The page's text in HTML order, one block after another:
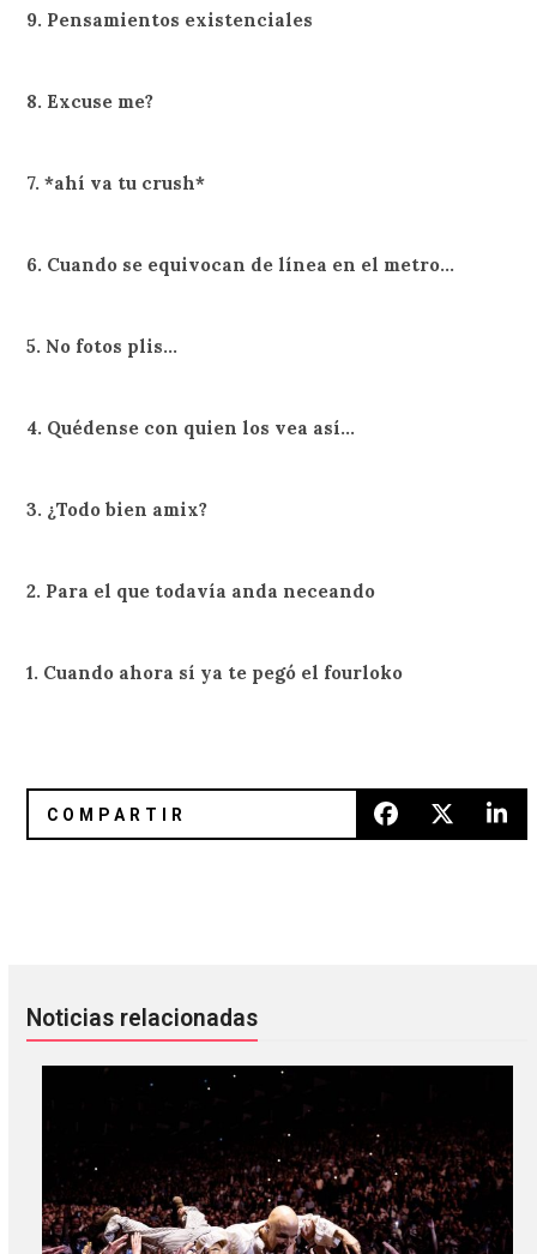
9. Pensamientos existenciales
8. Excuse me?
7. *ahí va tu crush*
6. Cuando se equivocan de línea en el metro…
5. No fotos plis…
4. Quédense con quien los vea así…
3. ¿Todo bien amix?
2. Para el que todavía anda neceando
1. Cuando ahora sí ya te pegó el fourloko
Noticias relacionadas